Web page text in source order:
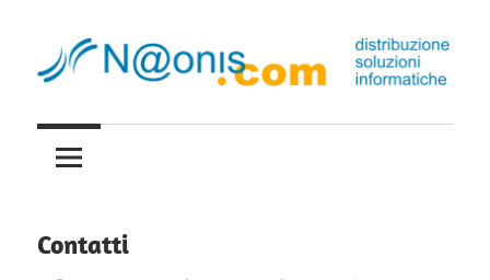
content
naonis.it
soluzioni
informatiche
Contatti